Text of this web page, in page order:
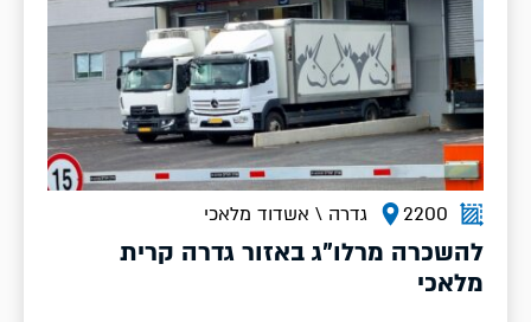
2200 גדרה \ אשדוד מלאכי
להשכרה מרלו"ג באזור גדרה קרית
מלאכי